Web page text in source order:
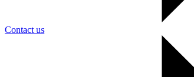
Contact us